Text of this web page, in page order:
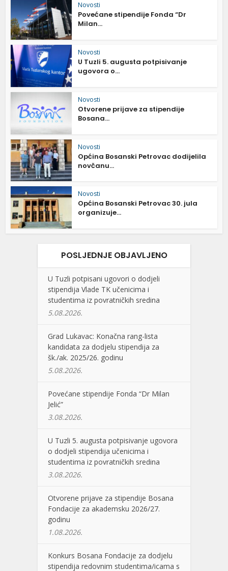
Novosti
Povećane stipendije Fonda “Dr
Milan...
Novosti
U Tuzli 5. augusta potpisivanje
ugovora o...
Novosti
Otvorene prijave za stipendije
Bosana...
Novosti
Općina Bosanski Petrovac dodijelila
novčanu...
Novosti
Općina Bosanski Petrovac 30. jula
organizuje...
POSLJEDNJE OBJAVLJENO
U Tuzli potpisani ugovori o dodjeli
stipendija Vlade TK učenicima i
studentima iz povratničkih sredina
5.08.2026.
Grad Lukavac: Konačna rang-lista
kandidata za dodjelu stipendija za
šk./ak. 2025/26. godinu
5.08.2026.
Povećane stipendije Fonda “Dr Milan
Jelić”
3.08.2026.
U Tuzli 5. augusta potpisivanje ugovora
o dodjeli stipendija učenicima i
studentima iz povratničkih sredina
3.08.2026.
Otvorene prijave za stipendije Bosana
Fondacije za akademsku 2026/27.
godinu
1.08.2026.
Konkurs Bosana Fondacije za dodjelu
stipendija redovnim studentima/icama s